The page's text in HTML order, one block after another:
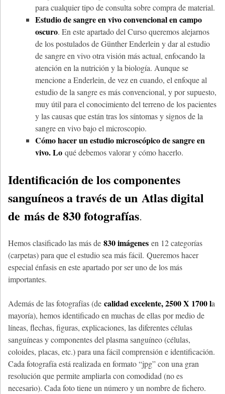
para cualquier tipo de consulta sobre compra de material.
Estudio de sangre en vivo convencional en campo
oscuro. En este apartado del Curso queremos alejarnos
de los postulados de Günther Enderlein y dar al estudio
de sangre en vivo otra visión más actual, enfocando la
atención en la nutrición y la biología. Aunque se
mencione a Enderlein, de vez en cuando, el enfoque al
estudio de la sangre es más convencional, y por supuesto,
muy útil para el conocimiento del terreno de los pacientes
y las causas que están tras los síntomas y signos de la
sangre en vivo bajo el microscopio.
Cómo hacer un estudio microscópico de sangre en
vivo. Lo qué debemos valorar y cómo hacerlo.
Identificación de los componentes
sanguíneos a través de un Atlas digital
de más de 830 fotografías.
Hemos clasificado las más de 830 imágenes en 12 categorías
(carpetas) para que el estudio sea más fácil. Queremos hacer
especial énfasis en este apartado por ser uno de los más
importantes.
Además de las fotografías (de calidad excelente, 2500 X 1700 la
mayoría), hemos identificado en muchas de ellas por medio de
líneas, flechas, figuras, explicaciones, las diferentes células
sanguíneas y componentes del plasma sanguíneo (células,
coloides, placas, etc.) para una fácil comprensión e identificación.
Cada fotografía está realizada en formato “jpg” con una gran
resolución que permite ampliarla con comodidad (no es
necesario). Cada foto tiene un número y un nombre de fichero.